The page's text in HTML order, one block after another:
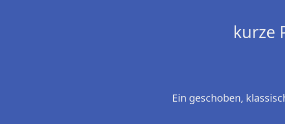
kurze
Ein geschoben,